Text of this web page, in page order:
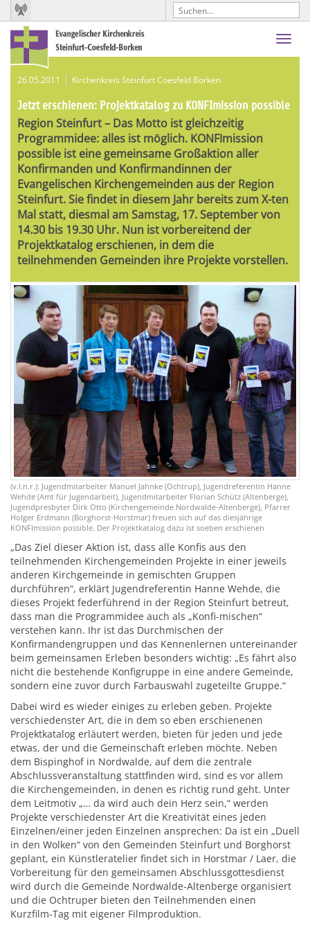
26.05.2011 Kirchenkreis Steinfurt Coesfeld Borken
Jetzt erschienen: Projektkatalog zu KONFImission possible
Region Steinfurt – Das Motto ist gleichzeitig
Programmidee: alles ist möglich. KONFImission
possible ist eine gemeinsame Großaktion aller
Konfirmanden und Konfirmandinnen der
Evangelischen Kirchengemeinden aus der Region
Steinfurt. Sie findet in diesem Jahr bereits zum X-ten
Mal statt, diesmal am Samstag, 17. September von
14.30 bis 19.30 Uhr. Nun ist vorbereitend der
Projektkatalog erschienen, in dem die
teilnehmenden Gemeinden ihre Projekte vorstellen.
(v.l.n.r.): Jugendmitarbeiter Manuel Jahnke (Ochtrup), Jugendreferentin Hanne
Wehde (Amt für Jugendarbeit), Jugendmitarbeiter Florian Schütz (Altenberge),
Jugendpresbyter Dirk Otto (Kirchengemeinde Nordwalde-Altenberge), Pfarrer
Holger Erdmann (Borghorst-Horstmar) freuen sich auf das diesjährige
KONFImission possible. Der Projektkatalog dazu ist soeben erschienen
„Das Ziel dieser Aktion ist, dass alle Konfis aus den
teilnehmenden Kirchengemeinden Projekte in einer jeweils
anderen Kirchgemeinde in gemischten Gruppen
durchführen“, erklärt Jugendreferentin Hanne Wehde, die
dieses Projekt federführend in der Region Steinfurt betreut,
dass man die Programmidee auch als „Konfi-mischen“
verstehen kann. Ihr ist das Durchmischen der
Konfirmandengruppen und das Kennenlernen untereinander
beim gemeinsamen Erleben besonders wichtig: „Es fährt also
nicht die bestehende Konfigruppe in eine andere Gemeinde,
sondern eine zuvor durch Farbauswahl zugeteilte Gruppe.“
Dabei wird es wieder einiges zu erleben geben. Projekte
verschiedenster Art, die in dem so eben erschienenen
Projektkatalog erläutert werden, bieten für jeden und jede
etwas, der und die Gemeinschaft erleben möchte. Neben
dem Bispinghof in Nordwalde, auf dem die zentrale
Abschlussveranstaltung stattfinden wird, sind es vor allem
die Kirchengemeinden, in denen es richtig rund geht. Unter
dem Leitmotiv „… da wird auch dein Herz sein,“ werden
Projekte verschiedenster Art die Kreativität eines jeden
Einzelnen/einer jeden Einzelnen ansprechen: Da ist ein „Duell
in den Wolken“ von den Gemeinden Steinfurt und Borghorst
geplant, ein Künstleratelier findet sich in Horstmar / Laer, die
Vorbereitung für den gemeinsamen Abschlussgottesdienst
wird durch die Gemeinde Nordwalde-Altenberge organisiert
und die Ochtruper bieten den Teilnehmenden einen
Kurzfilm-Tag mit eigener Filmproduktion.